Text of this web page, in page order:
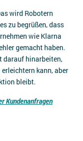
wird Robotern
zu begrüßen, dass
wie Klarna
gemacht haben.
darauf hinarbeiten,
kann, aber
bleibt.
Kundenanfragen